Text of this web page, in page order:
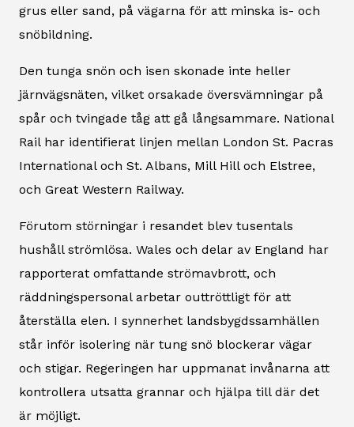
grus eller sand, på vägarna för att minska is- och
snöbildning.
Den tunga snön och isen skonade inte heller
järnvägsnäten, vilket orsakade översvämningar på
spår och tvingade tåg att gå långsammare. National
Rail har identifierat linjen mellan London St. Pacras
International och St. Albans, Mill Hill och Elstree,
och Great Western Railway.
Förutom störningar i resandet blev tusentals
hushåll strömlösa. Wales och delar av England har
rapporterat omfattande strömavbrott, och
räddningspersonal arbetar outtröttligt för att
återställa elen. I synnerhet landsbygdssamhällen
står inför isolering när tung snö blockerar vägar
och stigar. Regeringen har uppmanat invånarna att
kontrollera utsatta grannar och hjälpa till där det
är möjligt.